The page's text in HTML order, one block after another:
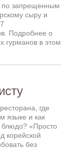
по запрещенным
сыру и
Подробнее о
гурманов в этом
где
языке и как
блюдо? «Просто
корейской
без